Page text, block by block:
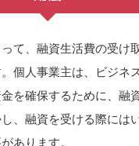
て、融資生活費の受け
個人事業主は、ビジネ
を確保するために、融
、融資を受ける際には
あります。